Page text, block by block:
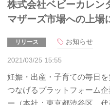
株式会社ベビーカレン
マザーズ市場への上場
リリース お知らせ
2021/03/25 15:55
妊娠・出産・子育ての毎日
つなげるプラットフォーム
ー（本社：東京都渋谷区、